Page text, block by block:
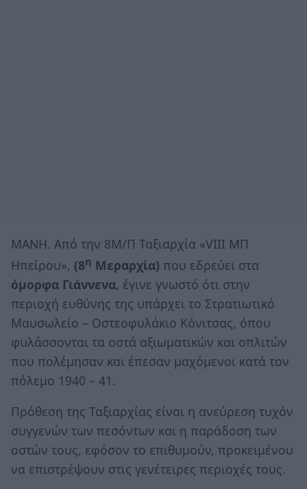
ΜΑΝΗ. Από την 8Μ/Π Ταξιαρχία «VIII ΜΠ
Ηπείρου», (8η Μεραρχία) που εδρεύει στα
όμορφα Γιάννενα, έγινε γνωστό ότι στην
περιοχή ευθύνης της υπάρχει το Στρατιωτικό
Μαυσωλείο – Οστεοφυλάκιο Κόνιτσας, όπου
φυλάσσονται τα οστά αξιωματικών και οπλιτών
που πολέμησαν και έπεσαν μαχόμενοι κατά τον
πόλεμο 1940 – 41.
Πρόθεση της Ταξιαρχίας είναι η ανεύρεση τυχόν
συγγενών των πεσόντων και η παράδοση των
οστών τους, εφόσον το επιθυμούν, προκειμένου
να επιστρέψουν στις γενέτειρες περιοχές τους.